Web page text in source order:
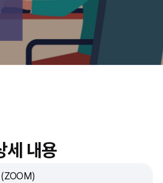
세 내용
(ZOOM)